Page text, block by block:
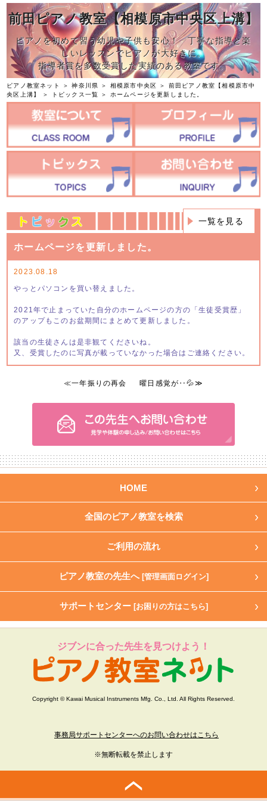
前田ピアノ教室【相模原市中央区上溝】
ピアノを初めて習う幼児や子供も安心！ 丁寧な指導と楽
しいレッスンでピアノが大好きに。
指導者賞を多数受賞した実績のある教室です。
ピアノ教室ネット ＞神奈川県 ＞ 相模原市中央区 ＞ 前田ピアノ教室【相模原市中
央区上溝】
＞ トピックス一覧 ＞ ホームページを更新しました。
一覧を見る
ホームページを更新しました。
2023.08.18
やっとパソコンを買い替えました。
2021年で止まっていた自分のホームページの方の「生徒受賞歴」
のアップもこのお盆期間にまとめて更新しました。
該当の生徒さんは是非観てくださいね。
又、受賞したのに写真が載っていなかった場合はご連絡ください。
≪一年振りの再会 曜日感覚が‥💦≫
HOME
全国のピアノ教室を検索
ご利用の流れ
ピアノ教室の先生へ [管理画面ログイン]
サポートセンター [お困りの方はこちら]
ジブンに合った先生を見つけよう！
Copyright © Kawai Musical Instruments Mfg. Co., Ltd. All Rights Reserved.
事務局サポートセンターへのお問い合わせはこちら
※無断転載を禁止します